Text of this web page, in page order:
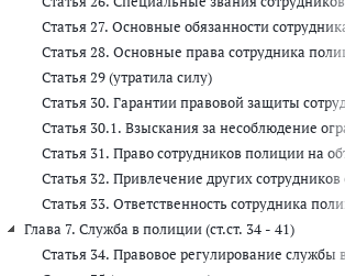
Статья 27. Основные обязанности
Статья 28. Основные права сотрудника
Статья 29 (утратила силу)
Статья 30. Гарантии правовой защиты
Статья 30.1. Взыскания за несоблюдение
Статья 31. Право сотрудников полиции на
Статья 32. Привлечение других
Статья 33. Ответственность сотрудника
Глава 7. Служба в полиции (ст.ст. 34 - 41)
Статья 34. Правовое регулирование службы